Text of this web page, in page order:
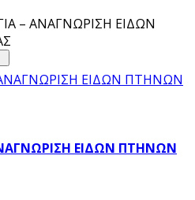
– ΑΝΑΓΝΩΡΙΣΗ ΕΙΔΩΝ
ΕΙΔΩΝ ΠΤΗΝΩΝ